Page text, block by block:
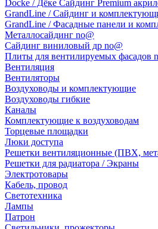
Docke / Дёке Сайдинг Premium
GrandLine / Сайдинг и
GrandLine / Фасадные панели и
Металлосайдинг no@
Сайдинг виниловый др no@
Плиты для вентилируемых фасадов
Вентиляция
Вентиляторы
Воздуховоды и комплектующие
Воздуховоды гибкие
Каналы
Комплектующие к воздуховодам
Торцевые площадки
Люки доступа
Решетки вентиляционные (ПВХ,
Решетки для радиатора / Экраны
Электротовары
Кабель, провод
Светотехника
Лампы
Патрон